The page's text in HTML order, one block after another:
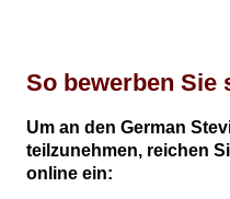
So bewerben Sie
Um an den German
teilzunehmen, reichen
online ein: